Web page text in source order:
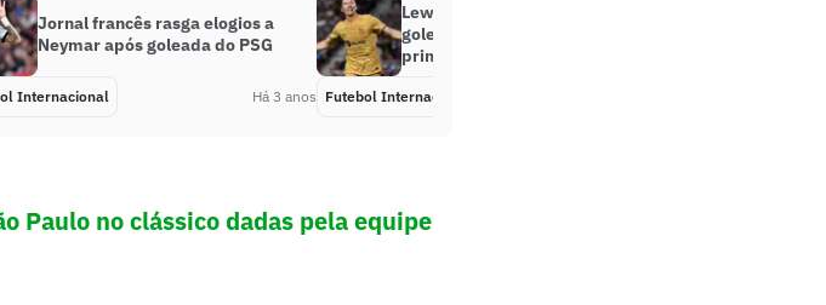
Jornal francês rasga elogios a
Neymar após goleada do PSG
Internacional Há 3 anos
Lewandowski faz dois, Barcelona
goleia Real Sociedad e vence
primeira na La Liga
Futebol Internacional
Paulo no clássico dadas pela equipe